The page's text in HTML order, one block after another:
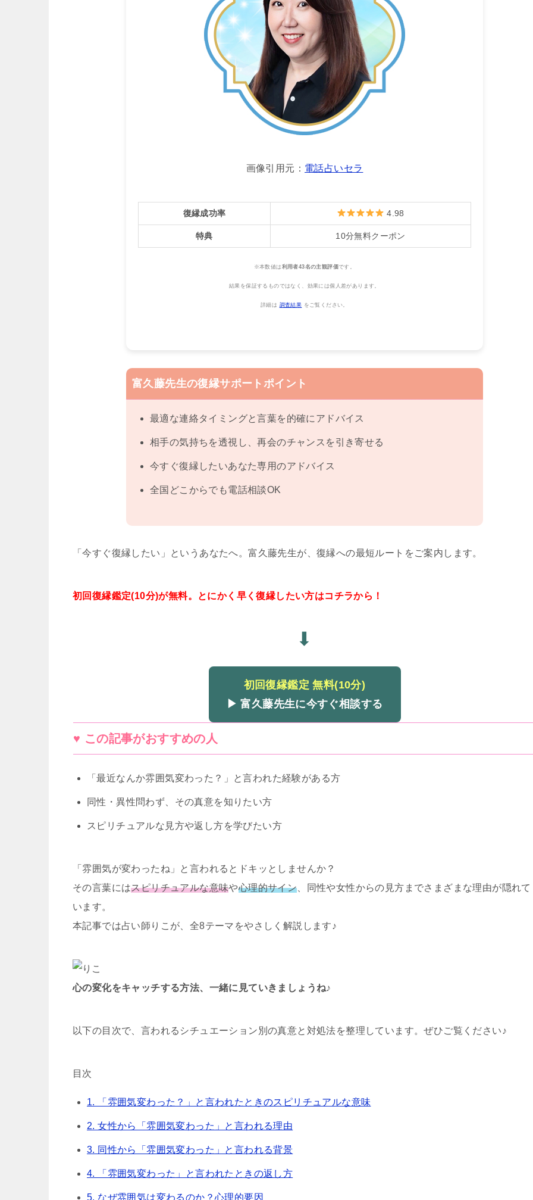
画像引用元： 電話占いセラ
復縁成功率 4.98
特典 10分無料クーポン
※本数値は 利用者43名の主観評価です。
結果を保証するものではなく、効果には個人差があります。
詳細は 調査結果 をご覧ください。
富久藤先生の復縁サポートポイント
最適な連絡タイミングと言葉を的確にアドバイス
相手の気持ちを透視し、再会のチャンスを引き寄せる
今すぐ復縁したいあなた専用のアドバイス
全国どこからでも電話相談OK
「今すぐ復縁したい」というあなたへ。富久藤先生が、復縁への最短ルートをご案内します。
初回復縁鑑定(10分)が無料。とにかく早く復縁したい方はコチラから！
⬇
初回復縁鑑定 無料(10分)
▶ 富久藤先生に今すぐ相談する
♥ この記事がおすすめの人
「最近なんか雰囲気変わった？」と言われた経験がある方
同性・異性問わず、その真意を知りたい方
スピリチュアルな見方や返し方を学びたい方
「雰囲気が変わったね」と言われるとドキッとしませんか？
その言葉にはスピリチュアルな意味や心理的サイン 、同性や女性からの見方までさまざまな理由が隠れて
います。
本記事では占い師りこが、全8テーマをやさしく解説します♪
心の変化をキャッチする方法、一緒に見ていきましょうね♪
以下の目次で、言われるシチュエーション別の真意と対処法を整理しています。ぜひご覧ください♪
目次
1. 「雰囲気変わった？」と言われたときのスピリチュアルな意味
2. 女性から「雰囲気変わった」と言われる理由
3. 同性から「雰囲気変わった」と言われる背景
4. 「雰囲気変わった」と言われたときの返し方
5. なぜ雰囲気は変わるのか？心理的要因